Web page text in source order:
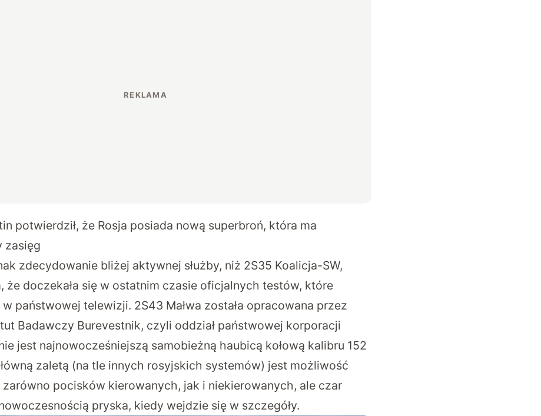
potwierdził, że Rosja posiada nową superbroń, która ma
zasięg
zdecydowanie bliżej aktywnej służby, niż 2S35 Koalicja-SW,
że doczekała się w ostatnim czasie oficjalnych testów, które
w państwowej telewizji. 2S43 Małwa została opracowana przez
Badawczy Burevestnik, czyli oddział państwowej korporacji
jest najnowocześniejszą samobieżną haubicą kołową kalibru 152
zaletą (na tle innych rosyjskich systemów) jest możliwość
pocisków kierowanych, jak i niekierowanych, ale czar
pryska, kiedy wejdzie się w szczegóły.